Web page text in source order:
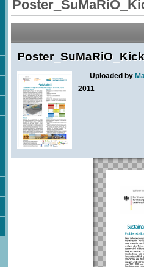
Uploaded by
2011